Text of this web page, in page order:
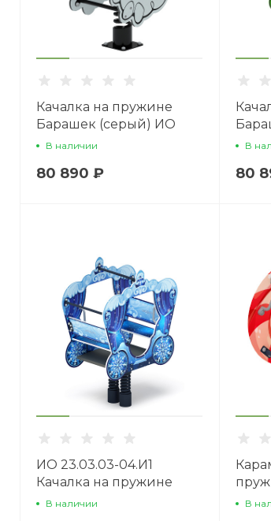
Качалка на пружине
Барашек (серый) ИО
22.01.11-01
В наличии
80 890 ₽
В
80
ИО 23.03.03-04.И1
Качалка на пружине
карета Снежная
В наличии
02.И1
В